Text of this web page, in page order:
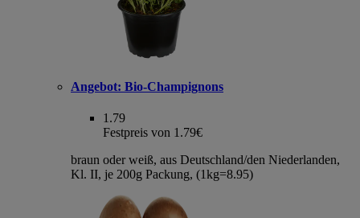
Angebot: Bio-Champignons
1.79
Festpreis von 1.79€
braun oder weiß, aus Deutschland/den Niederlanden,
Kl. II, je 200g Packung, (1kg=8.95)